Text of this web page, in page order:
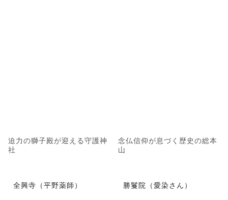
迫力の獅子殿が迎える守護神
社
念仏信仰が息づく歴史の総本
山
全興寺（平野薬師） 勝鬘院（愛染さん）